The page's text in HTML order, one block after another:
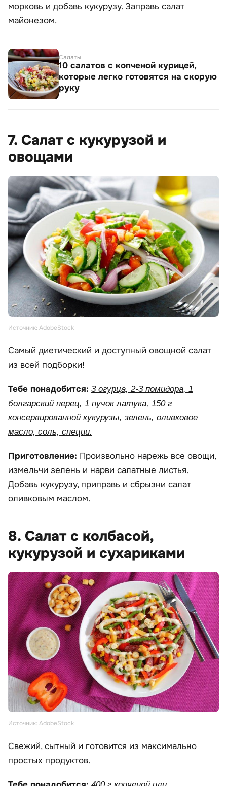
морковь и добавь кукурузу. Заправь салат
майонезом.
Салаты
10 салатов с копченой курицей,
которые легко готовятся на скорую
руку
7. Салат с кукурузой и
овощами
Источник: AdobeStock
Самый диетический и доступный овощной салат
из всей подборки!
Тебе понадобится: 3 огурца, 2-3 помидора, 1
болгарский перец, 1 пучок латука, 150 г
консервированной кукурузы, зелень, оливковое
масло, соль, специи.
Приготовление: Произвольно нарежь все овощи,
измельчи зелень и нарви салатные листья.
Добавь кукурузу, приправь и сбрызни салат
оливковым маслом.
8. Салат с колбасой,
кукурузой и сухариками
Источник: AdobeStock
Свежий, сытный и готовится из максимально
простых продуктов.